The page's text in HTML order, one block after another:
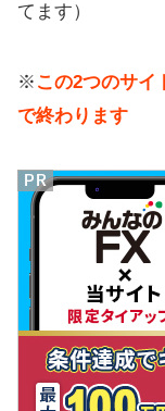
てます）
※ この2つのサイ
で終わります